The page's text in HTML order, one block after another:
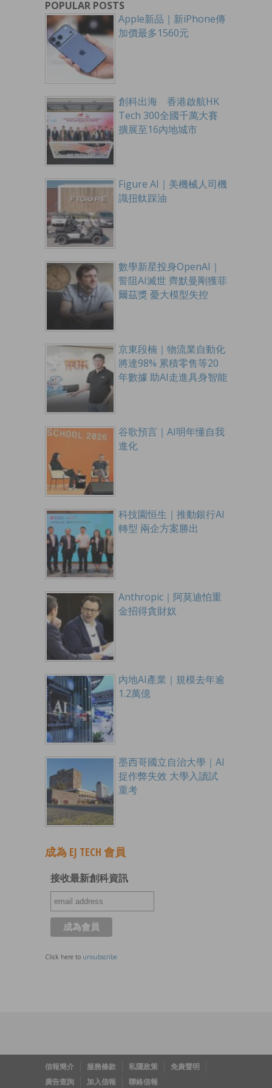
POPULAR POSTS
Apple新品｜新iPhone傳
加價最多1560元
創科出海 香港啟航HK
Tech 300全國千萬大賽
擴展至16內地城市
Figure AI｜美機械人司機
識扭軚踩油
數學新星投身OpenAI｜
誓阻AI滅世 齊默曼剛獲菲
爾茲獎 憂大模型失控
京東段楠｜物流業自動化
將達98% 累積零售等20
年數據 助AI走進具身智能
谷歌預言｜AI明年懂自我
進化
科技園恒生｜推動銀行AI
轉型 兩企方案勝出
Anthropic｜阿莫迪怕重
金招得貪財奴
內地AI產業｜規模去年逾
1.2萬億
墨西哥國立自治大學｜AI
捉作弊失效 大學入讀試
重考
成為 EJ TECH 會員
接收最新創科資訊
Click here to unsubscribe
信報簡介 服務條款 私隱政策
免責聲明
廣告查詢
加入信報 聯絡信報